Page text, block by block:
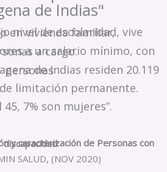
de Indias"
vive arrendada o en vivienda familiar,
a un salario mínimo, con personas a cargo.
“En el distrito Cartagena de Indias residen 20.119 personas
limitación permanente.
45, 7% son mujeres”.
Registro de Localización y caracterización de Personas con discapacidad
SALUD, (NOV 2020)